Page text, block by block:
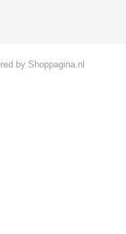
by Shoppagina.nl